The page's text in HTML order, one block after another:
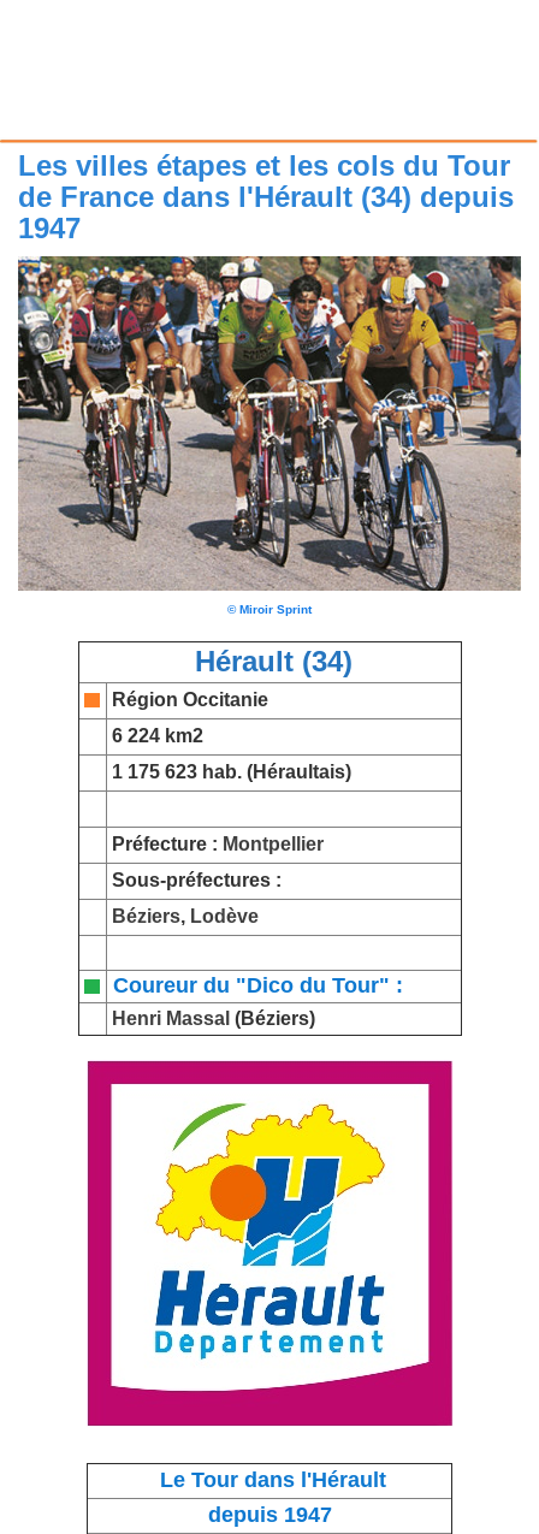
Les villes étapes et les cols du Tour
de France dans l'Hérault (34) depuis
1947
© Miroir Sprint
Hérault (34)
Région Occitanie
6 224 km2
1 175 623 hab. (Héraultais)
Préfecture : Montpellier
Sous-préfectures :
Béziers, Lodève
Coureur du "Dico du Tour" :
Henri Massal (Béziers)
Le Tour dans l'Hérault
depuis 1947